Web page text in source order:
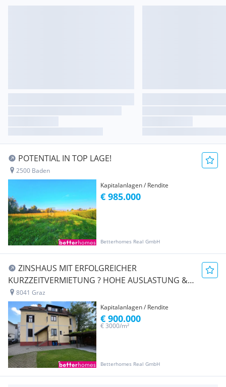
POTENTIAL IN TOP LAGE!
2500 Baden
Kapitalanlagen / Rendite
Betterhomes Real GmbH
€ 985.000
ZINSHAUS MIT ERFOLGREICHER
KURZZEITVERMIETUNG ? HOHE AUSLASTUNG &
RENDITE BIS ZU 10 %
8041 Graz
Kapitalanlagen / Rendite
Betterhomes Real GmbH
€ 3000/m²
€ 900.000